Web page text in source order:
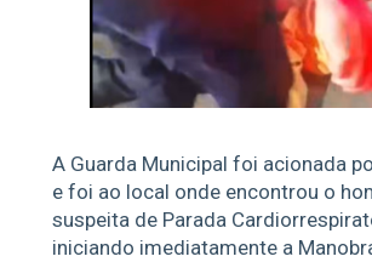
A Guarda Municipal foi acionada
e foi ao local onde encontrou o
suspeita de Parada
iniciando imediatamente a